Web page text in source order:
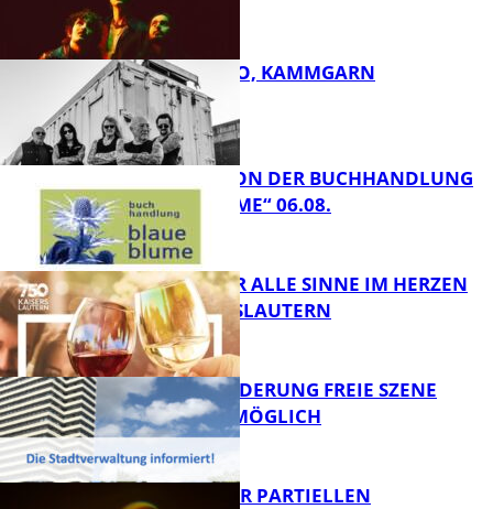
FB Kultur
ROSE TATTOO, KAMMGARN
FB Kultur
LESETIPPS VON DER BUCHHANDLUNG
„BLAUE BLUME“ 06.08.
FB Kultur
GENÜSSE FÜR ALLE SINNE IM HERZEN
VON KAISERSLAUTERN
PROJEKTFÖRDERUNG FREIE SZENE
WEITERHIN MÖGLICH
VORTRAG ZUR PARTIELLEN